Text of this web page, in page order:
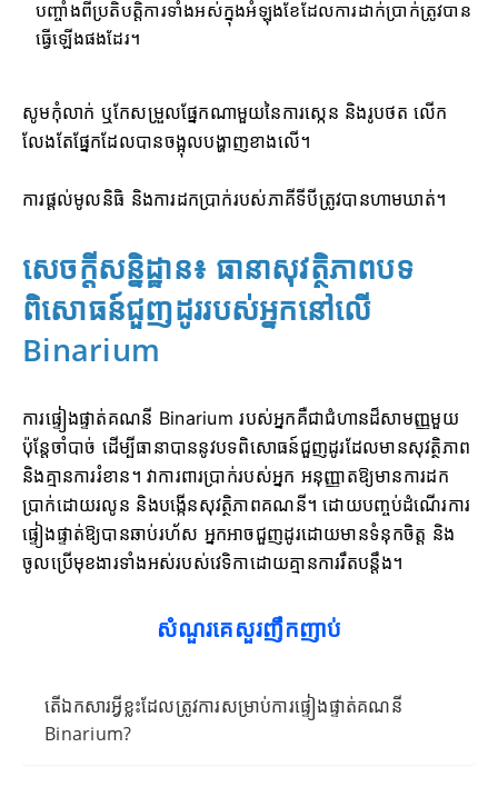
បញ្ចាំងពីប្រតិបត្តិការទាំងអស់ក្នុងអំឡុងខែដែលការដាក់ប្រាក់ត្រូវបាន
ធ្វើឡើងផងដែរ។
សូមកុំលាក់ ឬកែសម្រួលផ្នែកណាមួយនៃការស្កេន និងរូបថត លើក
លែងតែផ្នែកដែលបានចង្អុលបង្ហាញខាងលើ។
ការផ្តល់មូលនិធិ និងការដកប្រាក់របស់ភាគីទីបីត្រូវបានហាមឃាត់។
សេចក្តីសន្និដ្ឋាន៖ ធានាសុវត្ថិភាពបទ
ពិសោធន៍ជួញដូររបស់អ្នកនៅលើ
Binarium
ការផ្ទៀងផ្ទាត់គណនី Binarium របស់អ្នកគឺជាជំហានដ៏សាមញ្ញមួយ
ប៉ុន្តែចាំបាច់ ដើម្បីធានាបាននូវបទពិសោធន៍ជួញដូរដែលមានសុវត្ថិភាព
និងគ្មានការរំខាន។ វាការពារប្រាក់របស់អ្នក អនុញ្ញាតឱ្យមានការដក
ប្រាក់ដោយរលូន និងបង្កើនសុវត្ថិភាពគណនី។ ដោយបញ្ចប់ដំណើរការ
ផ្ទៀងផ្ទាត់ឱ្យបានឆាប់រហ័ស អ្នកអាចជួញដូរដោយមានទំនុកចិត្ត និង
ចូលប្រើមុខងារទាំងអស់របស់វេទិកាដោយគ្មានការរឹតបន្តឹង។
សំណួរគេសួរញឹកញាប់
តើឯកសារអ្វីខ្លះដែលត្រូវការសម្រាប់ការផ្ទៀងផ្ទាត់គណនី
Binarium?